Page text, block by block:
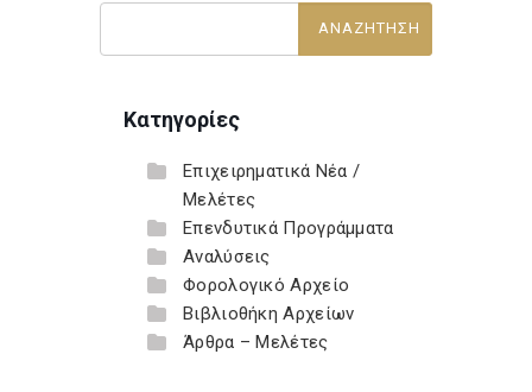
Κατηγορίες
Επιχειρηματικά Νέα /
Μελέτες
Επενδυτικά Προγράμματα
Αναλύσεις
Φορολογικό Αρχείο
Βιβλιοθήκη Αρχείων
Άρθρα – Μελέτες